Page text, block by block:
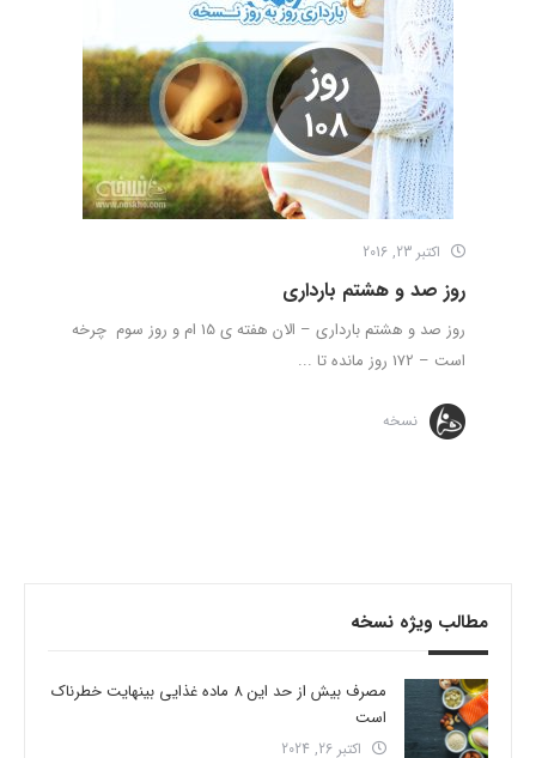
اکتبر 23, 2016
روز صد و هشتم بارداری
روز صد و هشتم بارداری – الان هفته ی 15 ام و روز سوم چرخه
است – 172 روز مانده تا ...
نسخه
مطالب ویژه نسخه
مصرف بیش از حد این 8 ماده غذایی بینهایت خطرناک
است
اکتبر 26, 2024